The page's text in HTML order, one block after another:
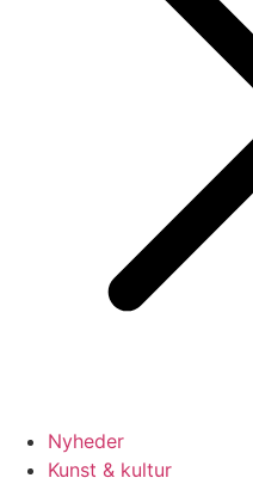
Nyheder
Kunst & kultur